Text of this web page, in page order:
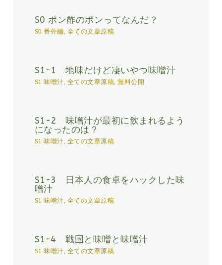
S0 ポン酢のポンってなんだ？
S0 番外編, 全ての文章原稿
S1-1 地味だけど凄いやつ味噌汁
S1 味噌汁, 全ての文章原稿,無料公開
S1-2 味噌汁が最初に飲まれるよう
になったのは？
S1 味噌汁, 全ての文章原稿
S1-3 日本人の食卓をハックした味
噌汁
S1 味噌汁, 全ての文章原稿
S1-4 戦国と味噌と味噌汁
S1 味噌汁, 全ての文章原稿